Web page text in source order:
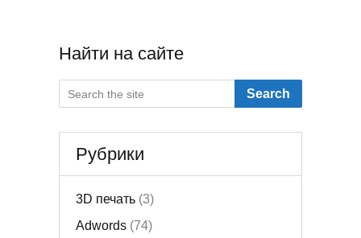
Найти на сайте
Search
Рубрики
3D печать(3)
Adwords(74)